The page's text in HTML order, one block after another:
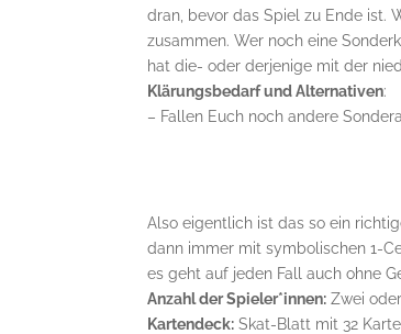
dran, bevor das Spiel zu Ende ist.
zusammen. Wer noch eine
hat die- oder derjenige mit der
Klärungsbedarf und Alternativen:
– Fallen Euch noch andere
Also eigentlich ist das so ein
dann immer mit symbolischen 1-
es geht auf jeden Fall auch ohne
Anzahl der Spieler*innen: Zwei
Kartendeck: Skat-Blatt mit 32